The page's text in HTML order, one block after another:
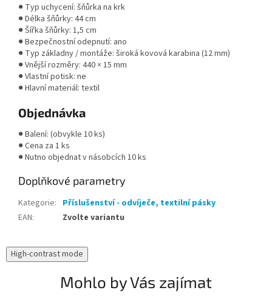
● Typ uchycení: šňůrka na krk
● Délka šňůrky: 44 cm
● Šířka šňůrky: 1,5 cm
● Bezpečnostní odepnutí: ano
● Typ základny / montáže: široká kovová karabina (12 mm)
● Vnější rozměry: 440 × 15 mm
● Vlastní potisk: ne
● Hlavní materiál: textil
Objednávka
● Balení: (obvykle 10 ks)
● Cena za 1 ks
● Nutno objednat v násobcích 10 ks
Doplňkové parametry
Kategorie: Příslušenství - odvíječe, textilní pásky
EAN: Zvolte variantu
High-contrast mode
Mohlo by Vás zajímat